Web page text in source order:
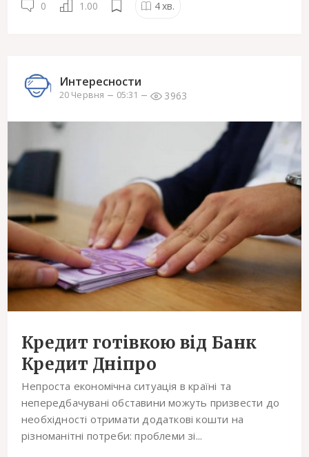
0 1.00 4хв.
Интересности
20 Червня 05:31 3963
Кредит готівкою від Банк
Кредит Дніпро
Непроста економічна ситуація в країні та
непередбачувані обставини можуть призвести до
необхідності отримати додаткові кошти на
різноманітні потреби: проблеми зі...